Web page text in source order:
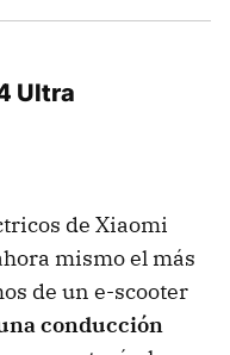
Ultra
de Xiaomi
mismo el más
de un e-scooter
conducción